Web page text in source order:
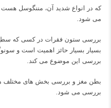
که در انواع شدید آن، مننگوسل هست
می شود.
بررسی ستون فقرات در کسی که سطح
بسیار بسیار حائز اهمیت است و
بررسی این موضوع می کند.
بطن مغز و بررسی بخش های مختلف
بررسی می شود.